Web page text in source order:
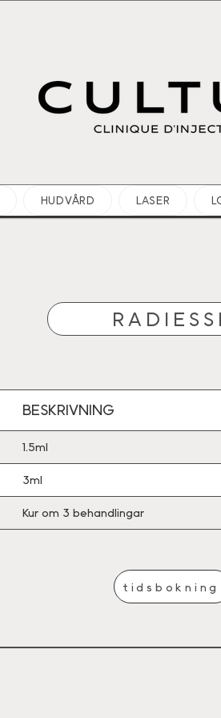
HUDVÅRD LASER
BESKRIVNING
1.5ml
3ml
Kur om 3 behandlingar
tidsbokning